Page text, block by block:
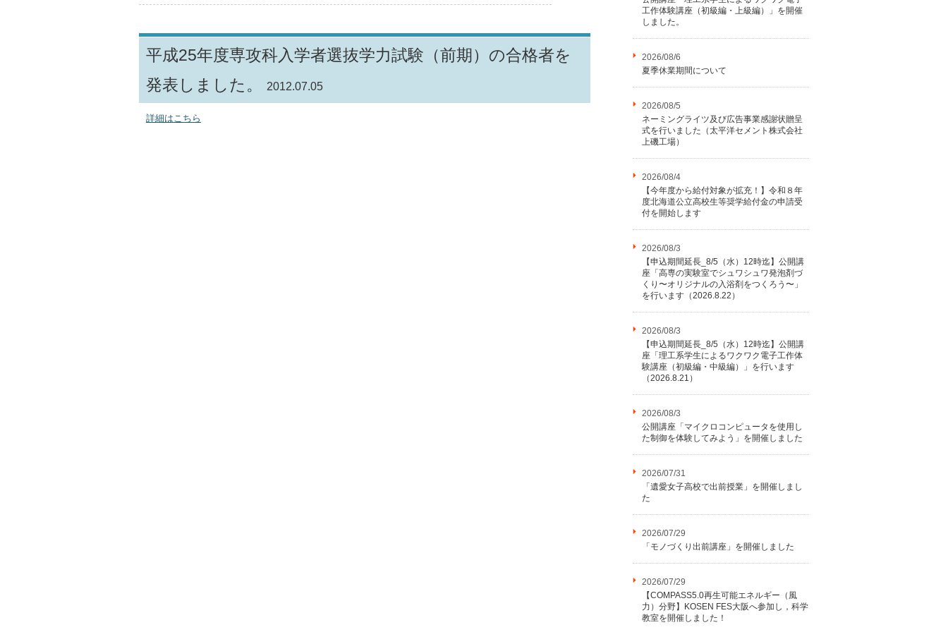
平成25年度専攻科入学者選抜学力試験（前期）の合格者を
発表しました。
2012.07.05
詳細はこちら
工作体験講座（初級編・上級編）」を開催
しました。
2026/08/6
夏季休業期間について
2026/08/5
ネーミングライツ及び広告事業感謝状贈呈
式を行いました（太平洋セメント株式会社
上磯工場）
2026/08/4
【今年度から給付対象が拡充！】令和８年
度北海道公立高校生等奨学給付金の申請受
付を開始します
2026/08/3
【申込期間延長_8/5（水）12時迄】公開講
座「高専の実験室でシュワシュワ発泡剤づ
くり〜オリジナルの入浴剤をつくろう〜」
を行います（2026.8.22）
2026/08/3
【申込期間延長_8/5（水）12時迄】公開講
座「理工系学生によるワクワク電子工作体
験講座（初級編・中級編）」を行います
（2026.8.21）
2026/08/3
公開講座「マイクロコンピュータを使用し
た制御を体験してみよう」を開催しました
2026/07/31
「遺愛女子高校で出前授業」を開催しまし
た
2026/07/29
「モノづくり出前講座」を開催しました
2026/07/29
【COMPASS5.0再生可能エネルギー（風
力）分野】KOSEN FES大阪へ参加し，科学
教室を開催しました！